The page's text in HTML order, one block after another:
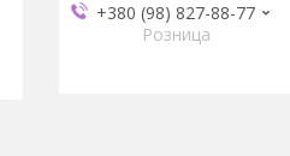
+380 (98) 827-88-77
Розница